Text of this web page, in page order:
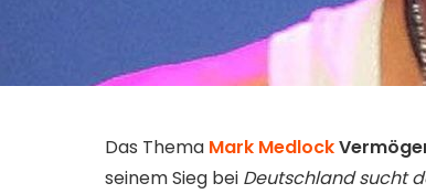
Das Thema Mark Medlock
seinem Sieg bei Deutschland sucht